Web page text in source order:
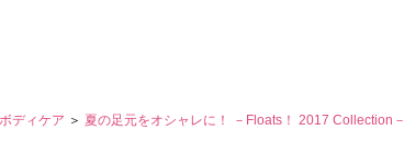
ディケア ＞ 夏の足元をオシャレに！ －Floats！ 2017 Collection－